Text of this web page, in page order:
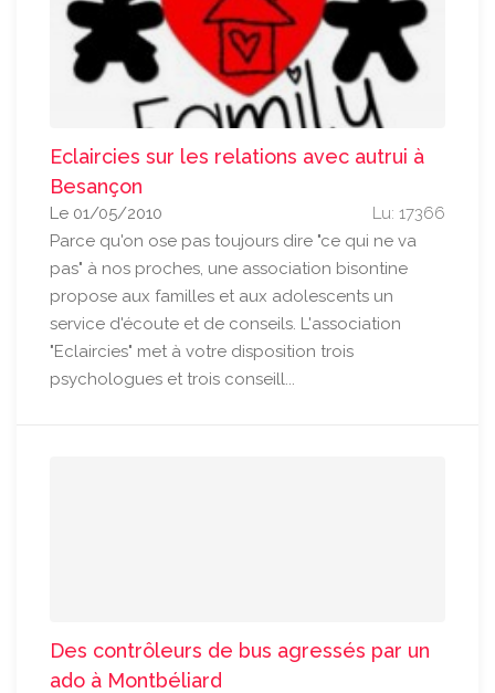
Eclaircies sur les relations avec autrui à
Besançon
Lu: 17366
Le 01/05/2010
Parce qu'on ose pas toujours dire "ce qui ne va
pas" à nos proches, une association bisontine
propose aux familles et aux adolescents un
service d'écoute et de conseils. L'association
"Eclaircies" met à votre disposition trois
psychologues et trois conseill...
Des contrôleurs de bus agressés par un
ado à Montbéliard